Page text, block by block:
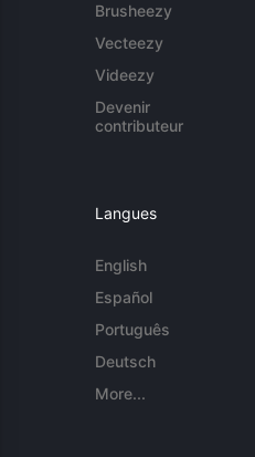
Brusheezy
Vecteezy
Videezy
Devenir
contributeur
Langues
English
Español
Português
Deutsch
More...